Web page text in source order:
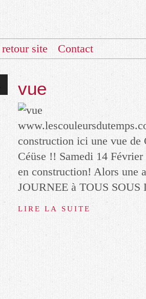
retour site Contact
vue
construction ici une vue de
Céüse !! Samedi 14
en construction! Alors une
JOURNEE à TOUS SOUS
LIRE LA SUITE